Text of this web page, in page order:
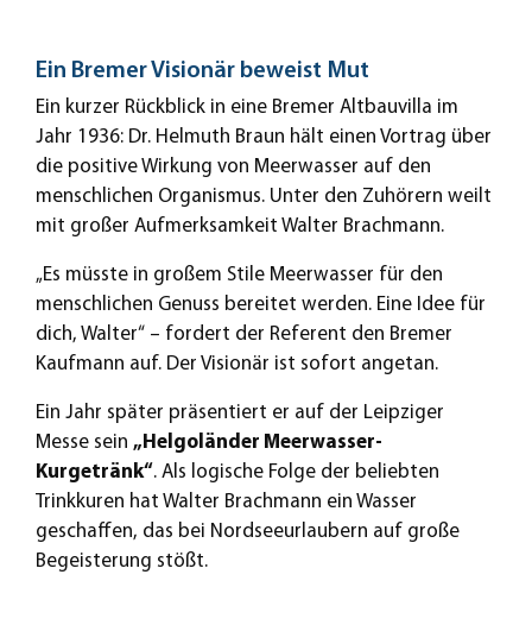
Ein Bremer Visionär beweist Mut
Ein kurzer Rückblick in eine Bremer Altbauvilla im
Jahr 1936: Dr. Helmuth Braun hält einen Vortrag über
die positive Wirkung von Meerwasser auf den
menschlichen Organismus. Unter den Zuhörern weilt
mit großer Aufmerksamkeit Walter Brachmann.
„Es müsste in großem Stile Meerwasser für den
menschlichen Genuss bereitet werden. Eine Idee für
dich, Walter“ – fordert der Referent den Bremer
Kaufmann auf. Der Visionär ist sofort angetan.
Ein Jahr später präsentiert er auf der Leipziger
Messe sein „Helgoländer Meerwasser-
Kurgetränk“. Als logische Folge der beliebten
Trinkkuren hat Walter Brachmann ein Wasser
geschaffen, das bei Nordseeurlaubern auf große
Begeisterung stößt.